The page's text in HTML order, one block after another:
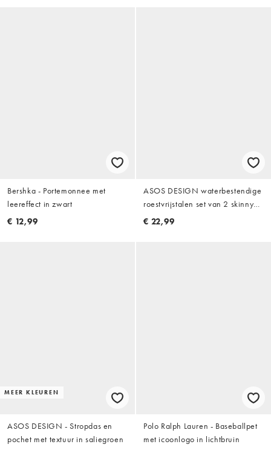
Bershka - Portemonnee met
leereffect in zwart
€ 12,99
ASOS DESIGN waterbestendige
roestvrijstalen set van 2 skinny
armbanden met afgeronde
€ 22,99
MEER KLEUREN
ASOS DESIGN - Stropdas en
pochet met textuur in saliegroen
Polo Ralph Lauren - Baseballpet
met icoonlogo in lichtbruin